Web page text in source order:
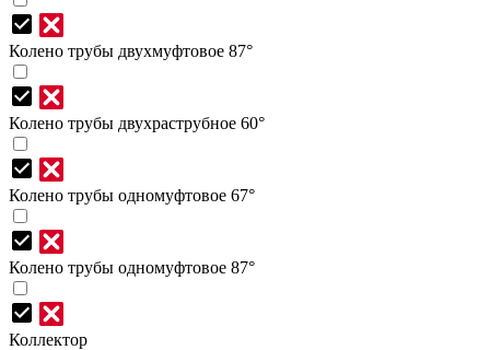
Колено трубы двухмуфтовое 87°
Колено трубы двухраструбное 60°
Колено трубы одномуфтовое 67°
Колено трубы одномуфтовое 87°
Коллектор